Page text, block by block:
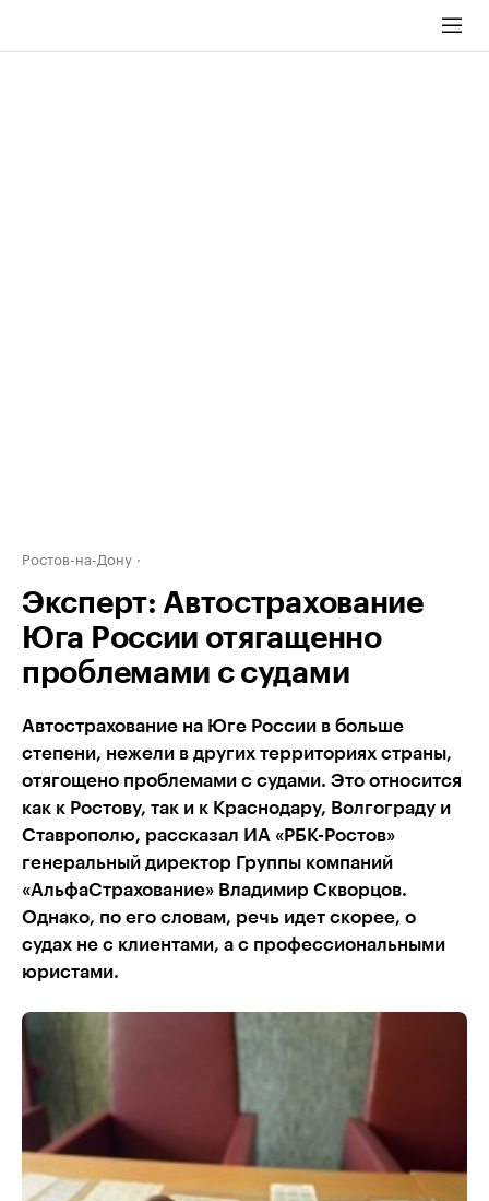
Ростов-на-Дону
Эксперт: Автострахование
Юга России отягащенно
проблемами с судами
Автострахование на Юге России в больше
степени, нежели в других территориях страны,
отягощено проблемами с судами. Это относится
как к Ростову, так и к Краснодару, Волгограду и
Ставрополю, рассказал ИА «РБК-Ростов»
генеральный директор Группы компаний
«АльфаСтрахование» Владимир Скворцов.
Однако, по его словам, речь идет скорее, о
судах не с клиентами, а с профессиональными
юристами.